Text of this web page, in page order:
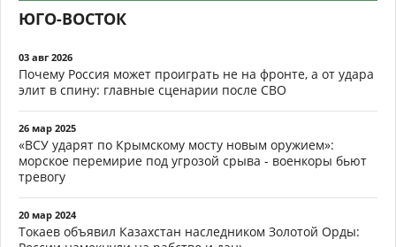
ЮГО-ВОСТОК
03 авг 2026
Почему Россия может проиграть не на фронте, а от удара
элит в спину: главные сценарии после СВО
26 мар 2025
«ВСУ ударят по Крымскому мосту новым оружием»:
морское перемирие под угрозой срыва - военкоры бьют
тревогу
20 мар 2024
Токаев объявил Казахстан наследником Золотой Орды: